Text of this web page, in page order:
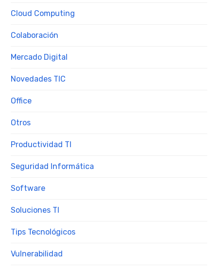
Cloud Computing
Colaboración
Mercado Digital
Novedades TIC
Office
Otros
Productividad TI
Seguridad Informática
Software
Soluciones TI
Tips Tecnológicos
Vulnerabilidad